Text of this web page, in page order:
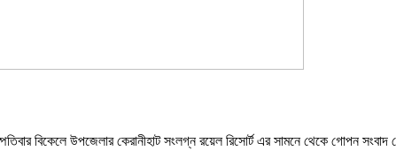
বিকেলে উপজেলার কেরানীহাট সংলগ্ন রয়েল রিসোর্ট এর সামনে থেকে গোপন